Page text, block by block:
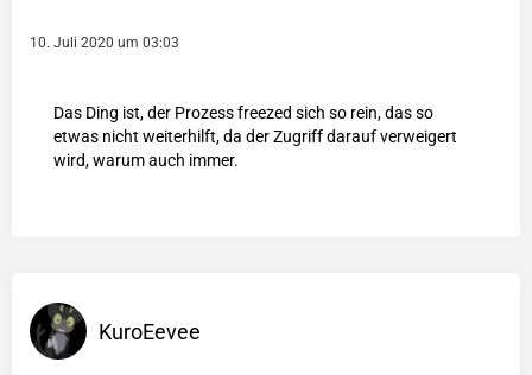
10. Juli 2020 um 03:03
Das Ding ist, der Prozess freezed sich so rein, das so
etwas nicht weiterhilft, da der Zugriff darauf verweigert
wird, warum auch immer.
KuroEevee